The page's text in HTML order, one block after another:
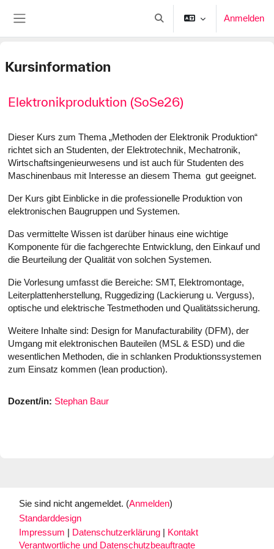
Sucheingabe umschalten
Anmelden
Kursinformation
Elektronikproduktion (SoSe26)
Dieser Kurs zum Thema „Methoden der Elektronik Produktion“
richtet sich an Studenten, der Elektrotechnik, Mechatronik,
Wirtschaftsingenieurwesens und ist auch für Studenten des
Maschinenbaus mit Interesse an diesem Thema gut geeignet.
Der Kurs gibt Einblicke in die professionelle Produktion von
elektronischen Baugruppen und Systemen.
Das vermittelte Wissen ist darüber hinaus eine wichtige
Komponente für die fachgerechte Entwicklung, den Einkauf und
die Beurteilung der Qualität von solchen Systemen.
Die Vorlesung umfasst die Bereiche: SMT, Elektromontage,
Leiterplattenherstellung, Ruggedizing (Lackierung u. Verguss),
optische und elektrische Testmethoden und Qualitätssicherung.
Weitere Inhalte sind: Design for Manufacturability (DFM), der
Umgang mit elektronischen Bauteilen (MSL & ESD) und die
wesentlichen Methoden, die in schlanken Produktionssystemen
zum Einsatz kommen (lean production).
Dozent/in: Stephan Baur
Sie sind nicht angemeldet. (Anmelden)
Standarddesign
Impressum
Datenschutzerklärung
Kontakt
Verantwortliche und Datenschutzbeauftragte